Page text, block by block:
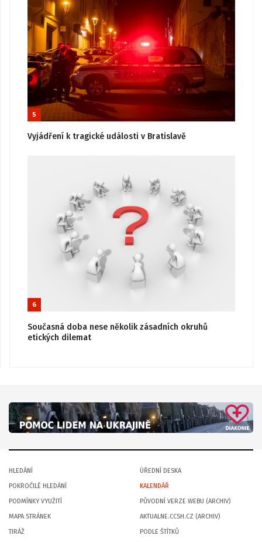
5
Vyjádření k tragické události v Bratislavě
6
Současná doba nese několik zásadních okruhů
etických dilemat
HLEDÁNÍ
POKROČILÉ HLEDÁNÍ
PODMÍNKY VYUŽITÍ
MAPA STRÁNEK
TIRÁŽ
ÚŘEDNÍ DESKA
KALENDÁŘ
PŮVODNÍ VERZE WEBU (ARCHIV)
AKTUALNE.CCSH.CZ (ARCHIV)
PODLE ŠTÍTKŮ